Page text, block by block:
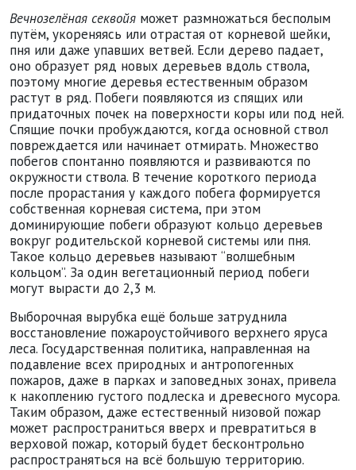
Вечнозелёная секвойя может размножаться бесполым
путём, укореняясь или отрастая от корневой шейки,
пня или даже упавших ветвей. Если дерево падает,
оно образует ряд новых деревьев вдоль ствола,
поэтому многие деревья естественным образом
растут в ряд. Побеги появляются из спящих или
придаточных почек на поверхности коры или под ней.
Спящие почки пробуждаются, когда основной ствол
повреждается или начинает отмирать. Множество
побегов спонтанно появляются и развиваются по
окружности ствола. В течение короткого периода
после прорастания у каждого побега формируется
собственная корневая система, при этом
доминирующие побеги образуют кольцо деревьев
вокруг родительской корневой системы или пня.
Такое кольцо деревьев называют “волшебным
кольцом”. За один вегетационный период побеги
могут вырасти до 2,3 м.
Выборочная вырубка ещё больше затруднила
восстановление пожароустойчивого верхнего яруса
леса. Государственная политика, направленная на
подавление всех природных и антропогенных
пожаров, даже в парках и заповедных зонах, привела
к накоплению густого подлеска и древесного мусора.
Таким образом, даже естественный низовой пожар
может распространиться вверх и превратиться в
верховой пожар, который будет бесконтрольно
распространяться на всё большую территорию.